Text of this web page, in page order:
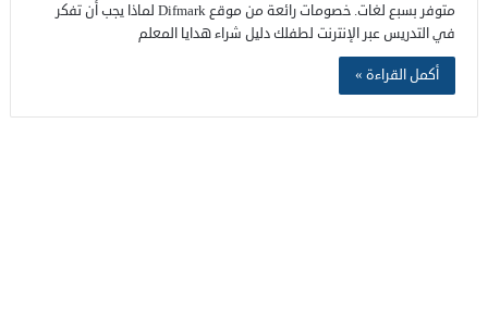
متوفر بسبع لغات. خصومات رائعة من موقع Difmark لماذا يجب أن تفكر
في التدريس عبر الإنترنت لطفلك دليل شراء هدايا المعلم
أكمل القراءة »